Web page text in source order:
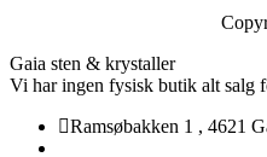
Gaia sten & krystaller
Vi har ingen fysisk butik alt salg
Ramsøbakken 1 , 4621